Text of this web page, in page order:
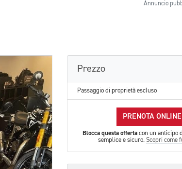
Annuncio
Prezzo
Passaggio di proprietà escluso
PRENOTA ONLINE
Blocca questa offerta con un anticipo
semplice e sicuro. Scopri come